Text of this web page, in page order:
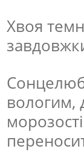
Хвоя
вологим,